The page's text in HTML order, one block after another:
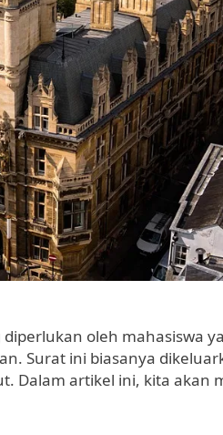
oleh mahasiswa
Surat ini biasanya
Dalam artikel ini, kita akan